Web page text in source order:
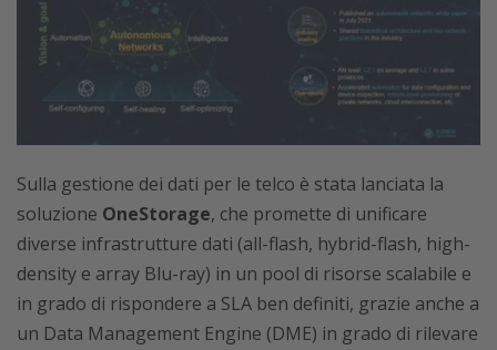
Sulla gestione dei dati per le telco è stata lanciata la
soluzione OneStorage, che promette di unificare
diverse infrastrutture dati (all-flash, hybrid-flash, high-
density e array Blu-ray) in un pool di risorse scalabile e
in grado di rispondere a SLA ben definiti, grazie anche a
un Data Management Engine (DME) in grado di rilevare